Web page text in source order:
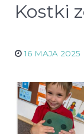
Kostki
16 MAJA 2025